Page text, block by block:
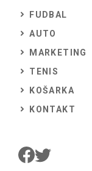
FUDBAL
AUTO
MARKETING
TENIS
KOŠARKA
KONTAKT